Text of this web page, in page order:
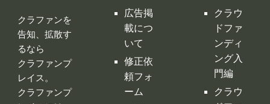
全てのクラフ
ァンサイトの
情報が集約！
［関連サイ
ト］
お問い
合わせ
利用規
約
プライ
バシー
ドファ
ンディ
ング サ
イト徹
底比較
クラウ